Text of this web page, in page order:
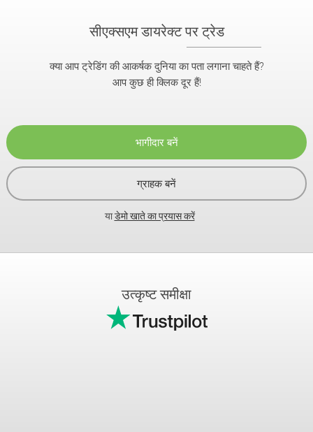
सीएक्सएम डायरेक्ट पर ट्रेड
क्या आप ट्रेडिंग की आकर्षक दुनिया का पता लगाना चाहते हैं?
आप कुछ ही क्लिक दूर हैं!
भागीदार बनें
ग्राहक बनें
याडेमो खाते का प्रयास करें
उत्कृष्ट समीक्षा